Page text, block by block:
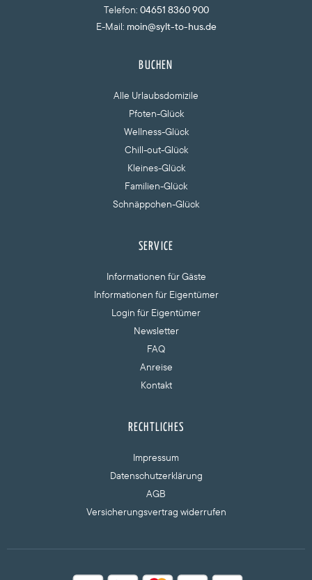
Telefon: 04651 8360 900
E-Mail: moin@sylt-to-hus.de
BUCHEN
Alle Urlaubsdomizile
Pfoten-Glück
Wellness-Glück
Chill-out-Glück
Kleines-Glück
Familien-Glück
Schnäppchen-Glück
SERVICE
Informationen für Gäste
Informationen für Eigentümer
Login für Eigentümer
Newsletter
FAQ
Anreise
Kontakt
RECHTLICHES
Impressum
Datenschutzerklärung
AGB
Versicherungsvertrag widerrufen